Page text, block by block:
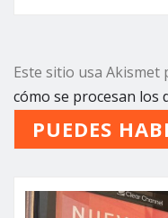
Este sitio usa Akismet
cómo se procesan los
PUEDES